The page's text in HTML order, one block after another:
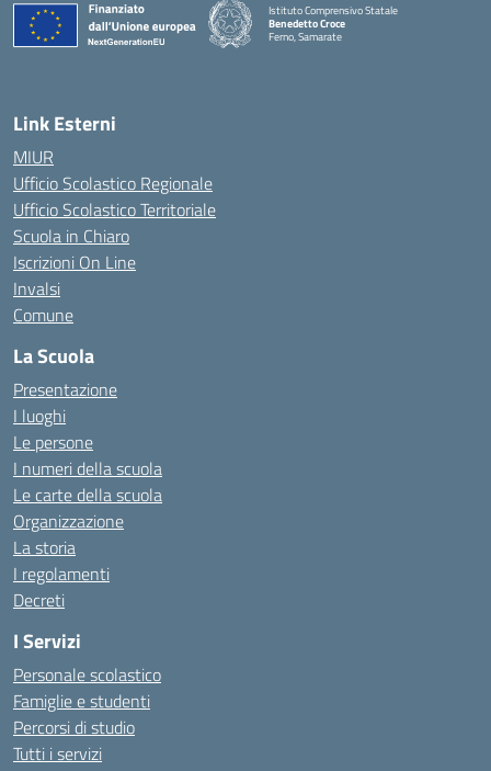
Istituto Comprensivo Statale
Benedetto Croce
Ferno, Samarate
Link Esterni
MIUR
Ufficio Scolastico Regionale
Ufficio Scolastico Territoriale
Scuola in Chiaro
Iscrizioni On Line
Invalsi
Comune
La Scuola
Presentazione
I luoghi
Le persone
I numeri della scuola
Le carte della scuola
Organizzazione
La storia
I regolamenti
Decreti
I Servizi
Personale scolastico
Famiglie e studenti
Percorsi di studio
Tutti i servizi